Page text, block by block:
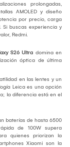
prolongadas,
AMOLED y diseño
por precio, carga
Si buscas experiencia y
Redmi.
S26 Ultra domina en
óptica de última
en las lentes y un
Leica es una opción
la diferencia está en el
baterías de hasta 6500
de 100W supera
quienes priorizan la
Xiaomi son la